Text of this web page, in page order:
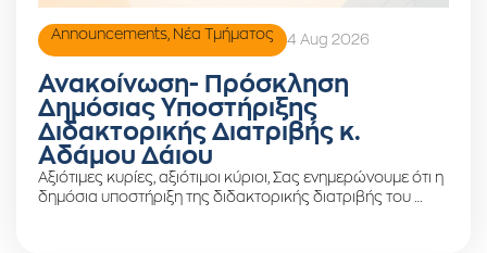
Announcements Νέα Τμήματος 4 Aug 2026
Ανακοίνωση- Πρόσκληση
Δημόσιας Υποστήριξης
Διδακτορικής Διατριβής κ.
Αδάμου Δάιου
Αξιότιμες κυρίες, αξιότιμοι κύριοι, Σας ενημερώνουμε ότι η
δημόσια υποστήριξη της διδακτορικής διατριβής του …